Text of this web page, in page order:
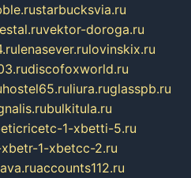
starbucksvia.ru
vektor-doroga.ru
lenasever.rulovinskix.ru
discofoxworld.ru
hostel65.ruliura.ruglasspb.ru
bulkitula.ru
1-xbetti-5.ru
1-xbetcc-2.ru
accounts112.ru